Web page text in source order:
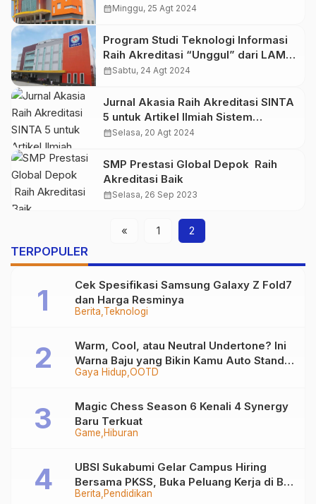
Informasi Universitas BSI Raih
calendar_monthMinggu, 25 Agt 2024
Program Studi Teknologi Informasi
Raih Akreditasi “Unggul” dari LAM
INFOKOM
calendar_monthSabtu, 24 Agt 2024
Jurnal Akasia Raih Akreditasi SINTA
5 untuk Artikel Ilmiah Sistem
Informasi Akuntansi
calendar_monthSelasa, 20 Agt 2024
SMP Prestasi Global Depok Raih
Akreditasi Baik
calendar_monthSelasa, 26 Sep 2023
« 1 2
TERPOPULER
Berita Teknologi
Cek Spesifikasi Samsung Galaxy Z Fold7
dan Harga Resminya
Gaya Hidup OOTD
Warm, Cool, atau Neutral Undertone? Ini
Warna Baju yang Bikin Kamu Auto Stand
Out
Game Hiburan
Magic Chess Season 6 Kenali 4 Synergy
Baru Terkuat
Berita Pendidikan
UBSI Sukabumi Gelar Campus Hiring
Bersama PKSS, Buka Peluang Kerja di BRI
Group